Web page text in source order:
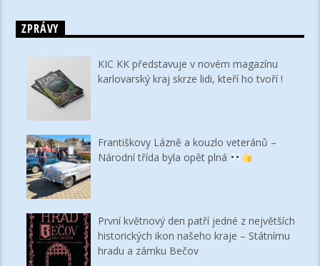
ZPRÁVY
KIC KK představuje v novém magazínu
karlovarský kraj skrze lidi, kteří ho tvoří !
Františkovy Lázně a kouzlo veteránů –
Národní třída byla opět plná
První květnový den patří jedné z největších
historických ikon našeho kraje – Státnímu
hradu a zámku Bečov